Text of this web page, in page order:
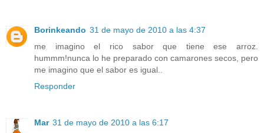
Borinkeando 31 de mayo de 2010 a las 4:37
me imagino el rico sabor que tiene ese arroz.
hummm!nunca lo he preparado con camarones secos, pero
me imagino que el sabor es igual..
Responder
Mar 31 de mayo de 2010 a las 6:17